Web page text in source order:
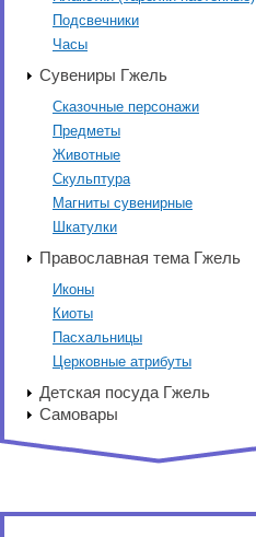
Подсвечники
Часы
Сувениры Гжель
Сказочные персонажи
Предметы
Животные
Скульптура
Магниты сувенирные
Шкатулки
Православная тема Гжель
Иконы
Киоты
Пасхальницы
Церковные атрибуты
Детская посуда Гжель
Самовары